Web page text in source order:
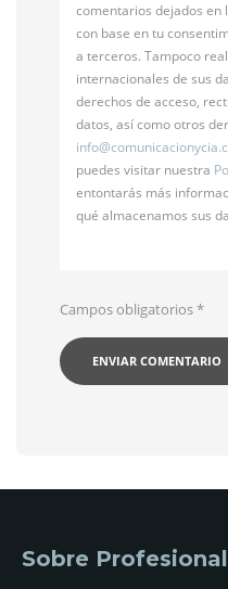
comentarios dejados en
con base en tu
a terceros. Tampoco
internacionales de sus
derechos de acceso,
datos, así como otros
info@
puedes visitar nuestra
entontarás más
qué almacenamos sus
Campos obligatorios*
Sobre